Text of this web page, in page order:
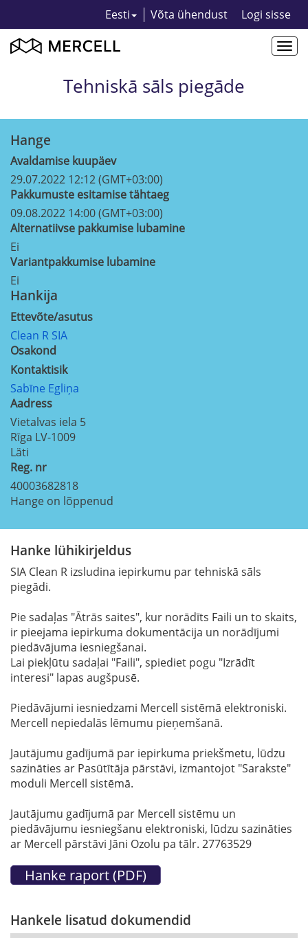
Eesti Võta ühendust Logi sisse
Tehniskā sāls piegāde
Hange
Avaldamise kuupäev
29.07.2022 12:12 (GMT+03:00)
Pakkumuste esitamise tähtaeg
09.08.2022 14:00 (GMT+03:00)
Alternatiivse pakkumise lubamine
Ei
Variantpakkumise lubamine
Ei
Hankija
Ettevõte/asutus
Clean R SIA
Osakond
Kontaktisik
Sabīne Egliņa
Aadress
Vietalvas iela 5
Rīga LV-1009
Läti
Reg. nr
40003682818
Hange on lõppenud
Hanke lühikirjeldus
SIA Clean R izsludina iepirkumu par tehniskā sāls
piegādi.
Pie sadaļas "Ātrās saites", kur norādīts Faili un to skaits,
ir pieejama iepirkuma dokumentācija un norādījumi
piedāvājuma iesniegšanai.
Lai piekļūtu sadaļai "Faili", spiediet pogu "Izrādīt
interesi" lapas augšpusē.
Piedāvājumi iesniedzami Mercell sistēmā elektroniski.
Mercell nepiedalās lēmumu pieņemšanā.
Jautājumu gadījumā par iepirkuma priekšmetu, lūdzu
sazināties ar Pasūtītāja pārstāvi, izmantojot "Sarakste"
moduli Mercell sistēmā.
Jautājumu gadījumā par Mercell sistēmu un
piedāvājumu iesniegšanu elektroniski, lūdzu sazināties
ar Mercell pārstāvi Jāni Ozolu pa tālr. 27763529
Hankele lisatud dokumendid